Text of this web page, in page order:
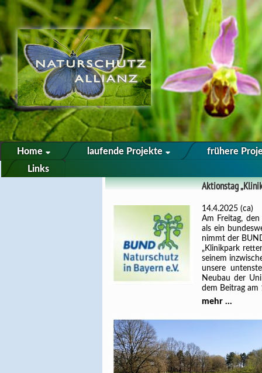
Home laufende Projekte
frühere
Links
Aktionstag
14.4.2025 (ca)
Am Freitag, den
als ein
nimmt der
„Klinikpark
seinem
unsere
Neubau der
dem Beitrag am
mehr ...